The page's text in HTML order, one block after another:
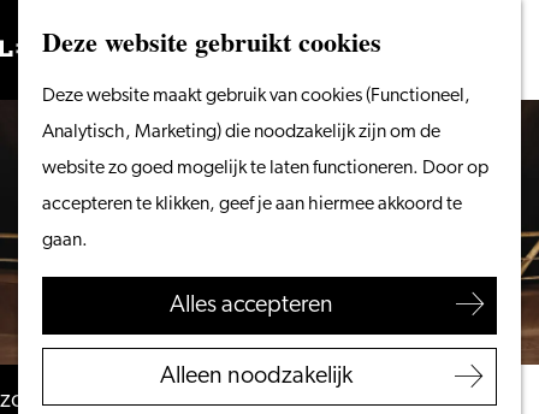
Deze website gebruikt cookies
Deze website maakt gebruik van cookies (Functioneel,
Analytisch, Marketing) die noodzakelijk zijn om de
website zo goed mogelijk te laten functioneren. Door op
accepteren te klikken, geef je aan hiermee akkoord te
gaan.
Alles accepteren
Alleen noodzakelijk
Ga
naar
homepage
Menu
ZoekenVanaf het water
wandelen
Winkelen
Eten & drinken
Met kinderen
VVV Leiden
Bereikbaarheid
Zoeken
zondag 21 februari 2027